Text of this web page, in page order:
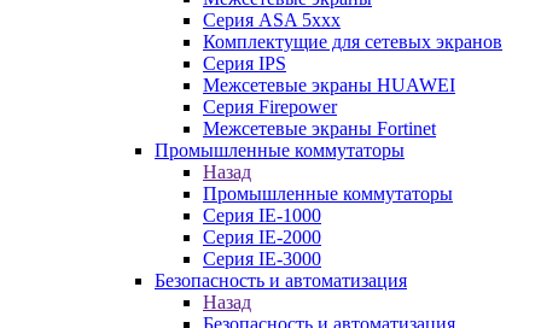
Серия ASA 5xxx
Комплектущие для сетевых экранов
Серия IPS
Межсетевые экраны HUAWEI
Серия Firepower
Межсетевые экраны Fortinet
Промышленные коммутаторы
Назад
Промышленные коммутаторы
Серия IE-1000
Серия IE-2000
Серия IE-3000
Безопасность и автоматизация
Назад
Безопасность и автоматизация